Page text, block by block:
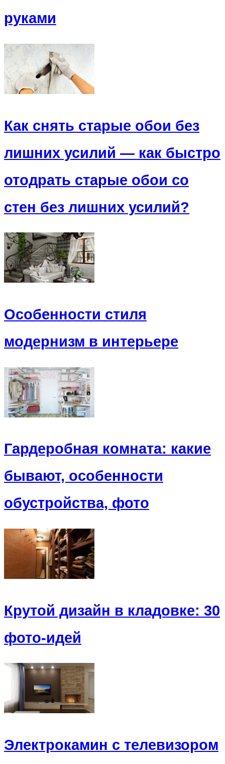
руками
Как снять старые обои без
лишних усилий — как быстро
отодрать старые обои со
стен без лишних усилий?
Особенности стиля
модернизм в интерьере
Гардеробная комната: какие
бывают, особенности
обустройства, фото
Крутой дизайн в кладовке: 30
фото-идей
Электрокамин с телевизором